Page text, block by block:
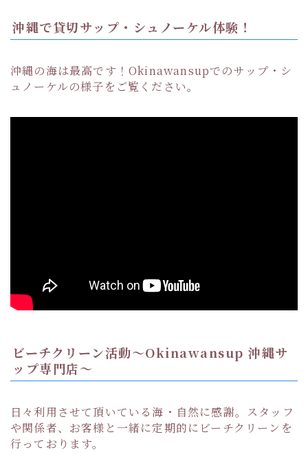
沖縄で貸切サップ・シュノーケル体験！
沖縄の海は最高です！Okinawansupでのサップ・シ
ュノーケルの様子をご覧ください。
ビーチクリーン活動〜Okinawansup 沖縄サ
ップ専門店〜
日々利用させて頂いている海・自然に感謝。スタッフ
や関係者、お客様と一緒に定期的にビーチクリーンを
行っております。